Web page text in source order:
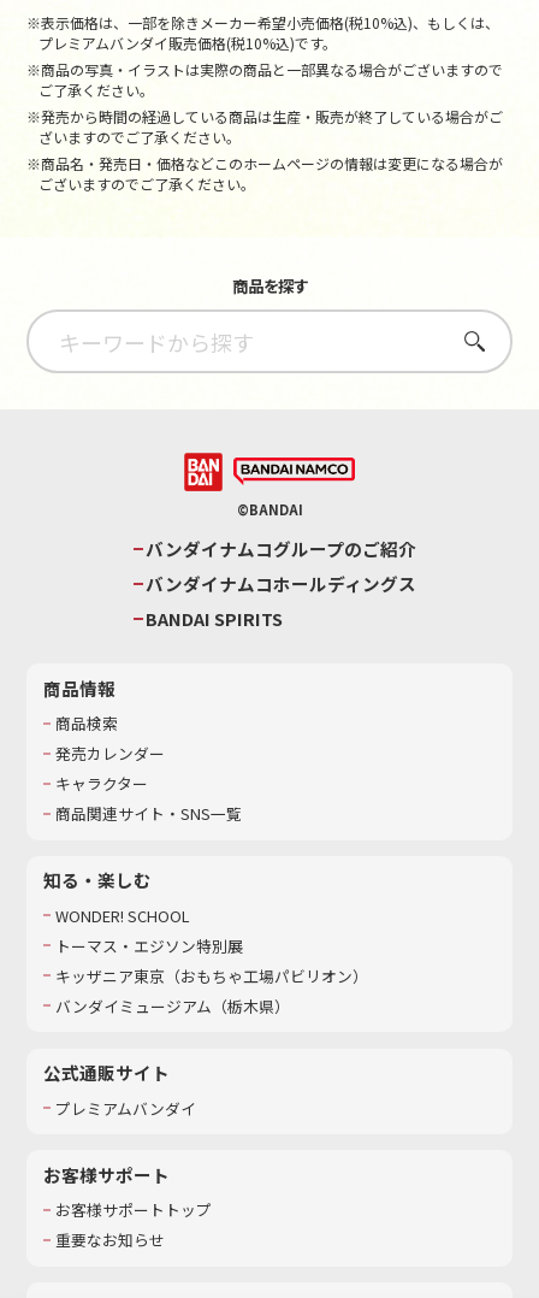
※表示価格は、一部を除きメーカー希望小売価格(税10%込)、もしくは、
プレミアムバンダイ販売価格(税10%込)です。
※商品の写真・イラストは実際の商品と一部異なる場合がございますので
ご了承ください。
※発売から時間の経過している商品は生産・販売が終了している場合がご
ざいますのでご了承ください。
※商品名・発売日・価格などこのホームページの情報は変更になる場合が
ございますのでご了承ください。
商品を探す
さがす
©BANDAI
バンダイナムコグループのご紹介
バンダイナムコホールディングス
BANDAI SPIRITS
商品情報
商品検索
発売カレンダー
キャラクター
商品関連サイト・SNS一覧
知る・楽しむ
WONDER! SCHOOL
トーマス・エジソン特別展
キッザニア東京（おもちゃ工場パビリオン）​
バンダイミュージアム（栃木県）
公式通販サイト
プレミアムバンダイ
お客様サポート
お客様サポートトップ
重要なお知らせ